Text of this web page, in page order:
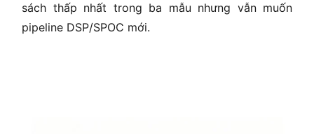
sách thấp nhất trong ba mẫu nhưng vẫn muốn
pipeline DSP/SPOC mới.